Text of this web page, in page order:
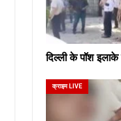
दिल्ली के पॉश
क्राइम LIVE